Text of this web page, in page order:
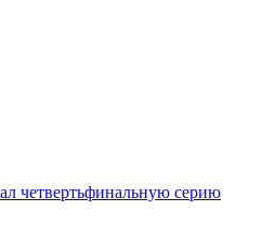
четвертьфинальную серию